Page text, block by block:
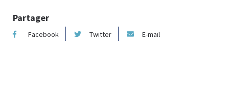
Partager
Facebook Twitter E-mail